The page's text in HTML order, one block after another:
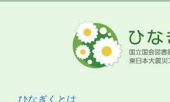
ひなぎくとは